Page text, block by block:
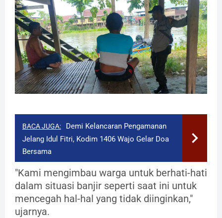
BACA JUGA:
Demi Kelancaran Pengamanan
Jelang Idul Fitri, Kodim 1406 Wajo Gelar Doa
Bersama
"Kami mengimbau warga untuk berhati-hati
dalam situasi banjir seperti saat ini untuk
mencegah hal-hal yang tidak diinginkan,"
ujarnya.